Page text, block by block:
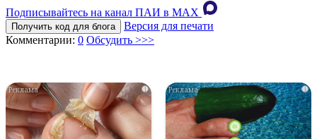
Подписывайтесь на канал ПАИ в MAХ
Получить код для блога
Версия для печати
Комментарии: 0 Обсудить >>>
i i